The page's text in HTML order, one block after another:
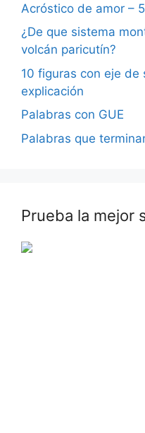
Acróstico de amor –
¿De que sistema
volcán paricutín?
10 figuras con eje de
explicación
Palabras con GUE
Palabras que
Prueba la mejor